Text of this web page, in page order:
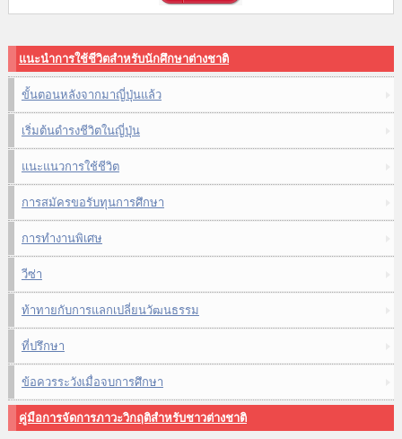
แนะนำการใช้ชีวิตสำหรับนักศึกษาต่างชาติ
ขั้นตอนหลังจากมาญี่ปุ่นแล้ว
เริ่มต้นดำรงชีวิตในญี่ปุ่น
แนะแนวการใช้ชีวิต
การสมัครขอรับทุนการศึกษา
การทำงานพิเศษ
วีซ่า
ท้าทายกับการแลกเปลี่ยนวัฒนธรรม
ที่ปรึกษา
ข้อควรระวังเมื่อจบการศึกษา
คู่มือการจัดการภาวะวิกฤติสำหรับชาวต่างชาติ